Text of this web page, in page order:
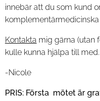
innebär att du som kund
Kontakta mig gärna (utan
kulle kunna hjälpa till med.
-Nicole
PRIS: Första mötet är